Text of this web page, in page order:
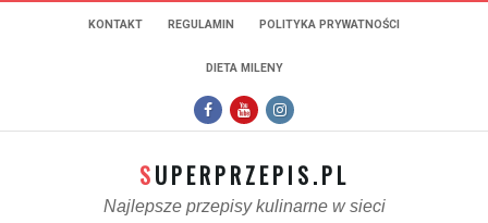
KONTAKT REGULAMIN POLITYKA PRYWATNOŚCI
DIETA MILENY
SUPERPRZEPIS.PL
Najlepsze przepisy kulinarne w sieci